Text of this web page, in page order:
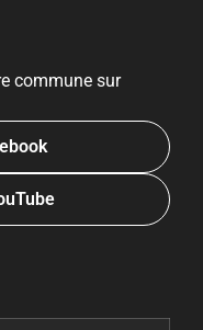
commune sur